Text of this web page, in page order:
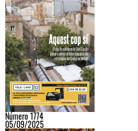
Número 1774
05/09/2025